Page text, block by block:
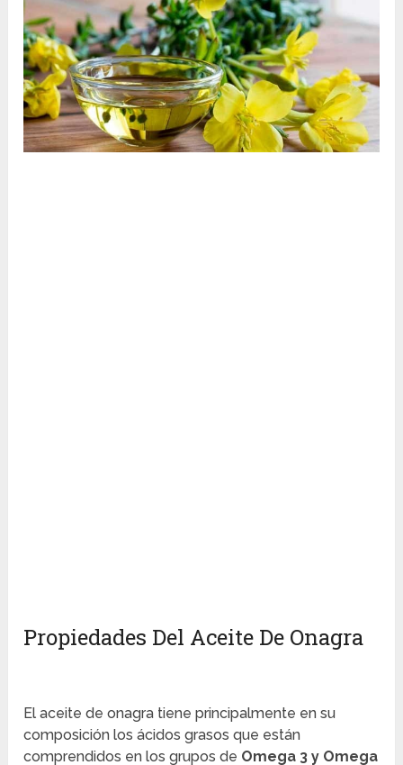
Propiedades Del Aceite De Onagra
El aceite de onagra tiene principalmente en su
composición los ácidos grasos que están
comprendidos en los grupos de Omega 3 y Omega